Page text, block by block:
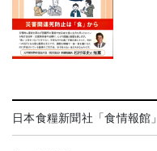
日本食糧新聞社「食情報館」